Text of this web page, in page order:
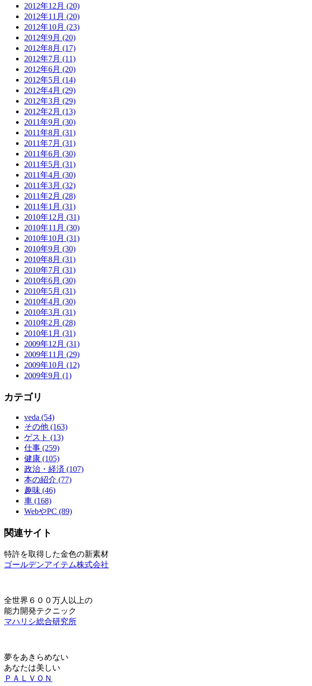
2012年12月 (20)
2012年11月 (20)
2012年10月 (23)
2012年9月 (20)
2012年8月 (17)
2012年7月 (11)
2012年6月 (20)
2012年5月 (14)
2012年4月 (29)
2012年3月 (29)
2012年2月 (13)
2011年9月 (30)
2011年8月 (31)
2011年7月 (31)
2011年6月 (30)
2011年5月 (31)
2011年4月 (30)
2011年3月 (32)
2011年2月 (28)
2011年1月 (31)
2010年12月 (31)
2010年11月 (30)
2010年10月 (31)
2010年9月 (30)
2010年8月 (31)
2010年7月 (31)
2010年6月 (30)
2010年5月 (31)
2010年4月 (30)
2010年3月 (31)
2010年2月 (28)
2010年1月 (31)
2009年12月 (31)
2009年11月 (29)
2009年10月 (12)
2009年9月 (1)
カテゴリ
veda (54)
その他 (163)
ゲスト (13)
仕事 (259)
健康 (105)
政治・経済 (107)
本の紹介 (77)
趣味 (46)
車 (168)
WebやPC (89)
関連サイト
特許を取得した金色の新素材
ゴールデンアイテム株式会社
全世界６００万人以上の
能力開発テクニック
マハリシ総合研究所
夢をあきらめない
あなたは美しい
ＰＡＬＶＯＮ